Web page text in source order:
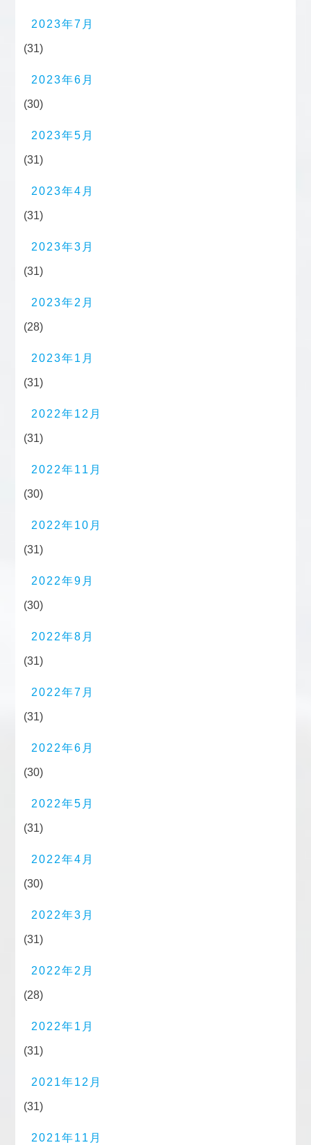
2023年7月
(31)
2023年6月
(30)
2023年5月
(31)
2023年4月
(31)
2023年3月
(31)
2023年2月
(28)
2023年1月
(31)
2022年12月
(31)
2022年11月
(30)
2022年10月
(31)
2022年9月
(30)
2022年8月
(31)
2022年7月
(31)
2022年6月
(30)
2022年5月
(31)
2022年4月
(30)
2022年3月
(31)
2022年2月
(28)
2022年1月
(31)
2021年12月
(31)
2021年11月